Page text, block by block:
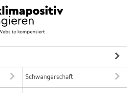
Schwangerschaft